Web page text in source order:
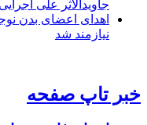
جاویدالاثر علی اجرایی
اهدای اعضای بدن
نیازمند شد
خبر تاپ صفحه